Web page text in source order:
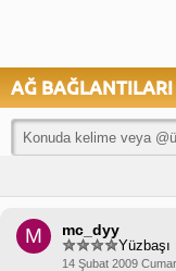
AĞ
M mc_dyy
Yüzbaşı
14 Şubat 2009